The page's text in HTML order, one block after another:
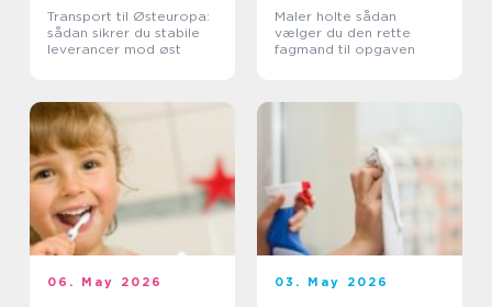
Transport til Østeuropa:
sådan sikrer du stabile
leverancer mod øst
Maler holte sådan
vælger du den rette
fagmand til opgaven
06. May 2026 03. May 2026